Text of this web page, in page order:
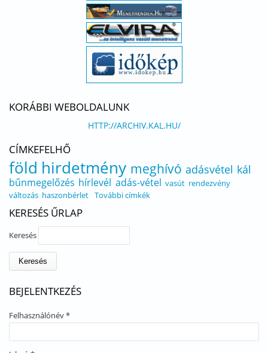
KORÁBBI WEBOLDALUNK
HTTP://ARCHIV.KAL.HU/
CÍMKEFELHŐ
föld hirdetmény meghívó adásvétel kál
bűnmegelőzés hírlevél adás-vétel vasút rendezvény
változás haszonbérlet További címkék
KERESÉS ŰRLAP
Keresés
BEJELENTKEZÉS
Felhasználónév*